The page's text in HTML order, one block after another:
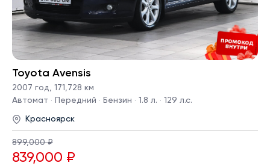
Toyota Avensis
2007 год, 171,728 км
Автомат · Передний · Бензин · 1.8 л. · 129 л.с.
Красноярск
899,000 ₽
839,000 ₽